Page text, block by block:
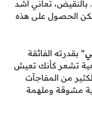
تعاني أشد
الحصول على هذه
” بقدرته الفائقة
تشعر كأنك تعيش
من المفاجآت
مشوقة وملهمة